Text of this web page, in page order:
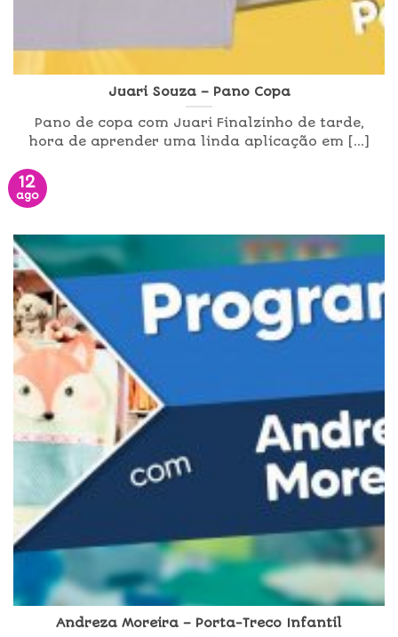
Juari Souza – Pano Copa
Pano de copa com Juari Finalzinho de tarde,
hora de aprender uma linda aplicação em [...]
12
ago
Andreza Moreira – Porta-Treco Infantil